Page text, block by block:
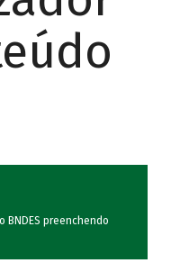
BNDES preenchendo